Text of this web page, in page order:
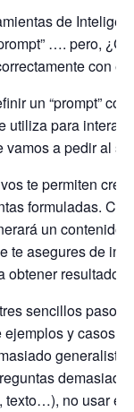
de
…. pero,
con
un “prompt”
para
a pedir al
te permiten
formuladas.
un
te asegures de
obtener
sencillos
y casos
no usar